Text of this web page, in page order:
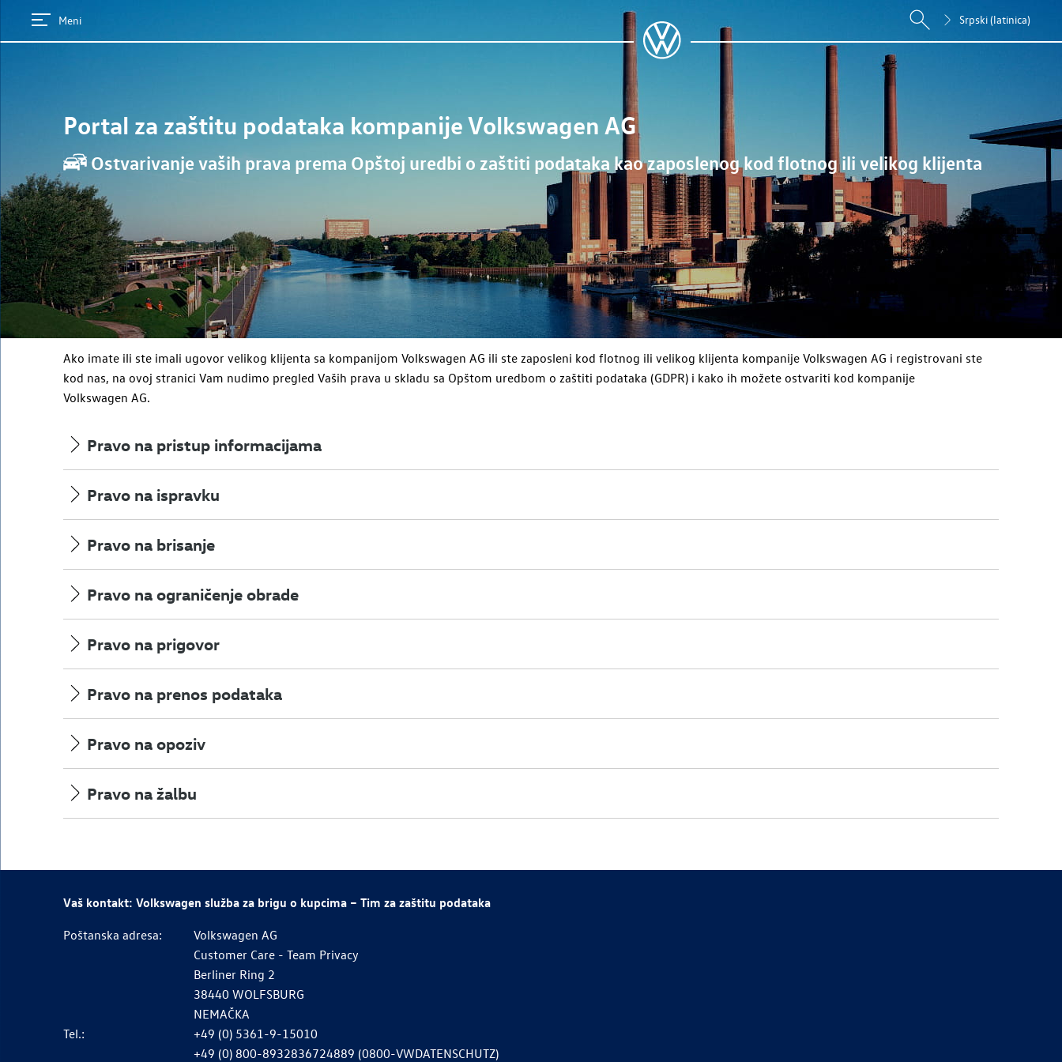
Meni Srpski (latinica)
Portal za zaštitu podataka kompanijeVolkswagen AG
Ostvarivanje vaših prava prema Opštoj uredbi o zaštiti podataka kao zaposlenog kod flotnog ili velikog klijenta
Ako imate ili ste imali ugovor velikog klijenta sa kompanijom Volkswagen AG ili ste zaposleni kod flotnog ili velikog klijenta kompanije Volkswagen AG i registrovani ste
kod nas, na ovoj stranici Vam nudimo pregled Vaših prava u skladu sa Opštom uredbom o zaštiti podataka (GDPR) i kako ih možete ostvariti kod kompanije
Volkswagen AG.
Pravo na pristup informacijama
Pravo na ispravku
Pravo na brisanje
Pravo na ograničenje obrade
Pravo na prigovor
Pravo na prenos podataka
Pravo na opoziv
Pravo na žalbu
Vaš kontakt: Volkswagen služba za brigu o kupcima – Tim za zaštitu podataka
Poštanska adresa:
Tel.:
Volkswagen AG
Customer Care - Team Privacy
Berliner Ring 2
38440 WOLFSBURG
NEMAČKA
+49 (0) 5361-9-15010
+49 (0) 800-8932836724889 (0800-VWDATENSCHUTZ)